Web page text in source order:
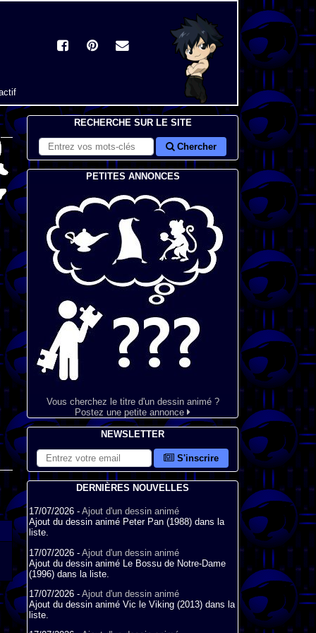
RECHERCHE SUR LE SITE
Chercher
PETITES ANNONCES
Vous cherchez le titre d'un dessin animé ?
Postez une petite annonce
NEWSLETTER
S'inscrire
DERNIÈRES NOUVELLES
17/07/2026 - Ajout d'un dessin animé
Ajout du dessin animé Peter Pan (1988) dans la
liste.
17/07/2026 - Ajout d'un dessin animé
Ajout du dessin animé Le Bossu de Notre-Dame
(1996) dans la liste.
17/07/2026 - Ajout d'un dessin animé
Ajout du dessin animé Vic le Viking (2013) dans la
liste.